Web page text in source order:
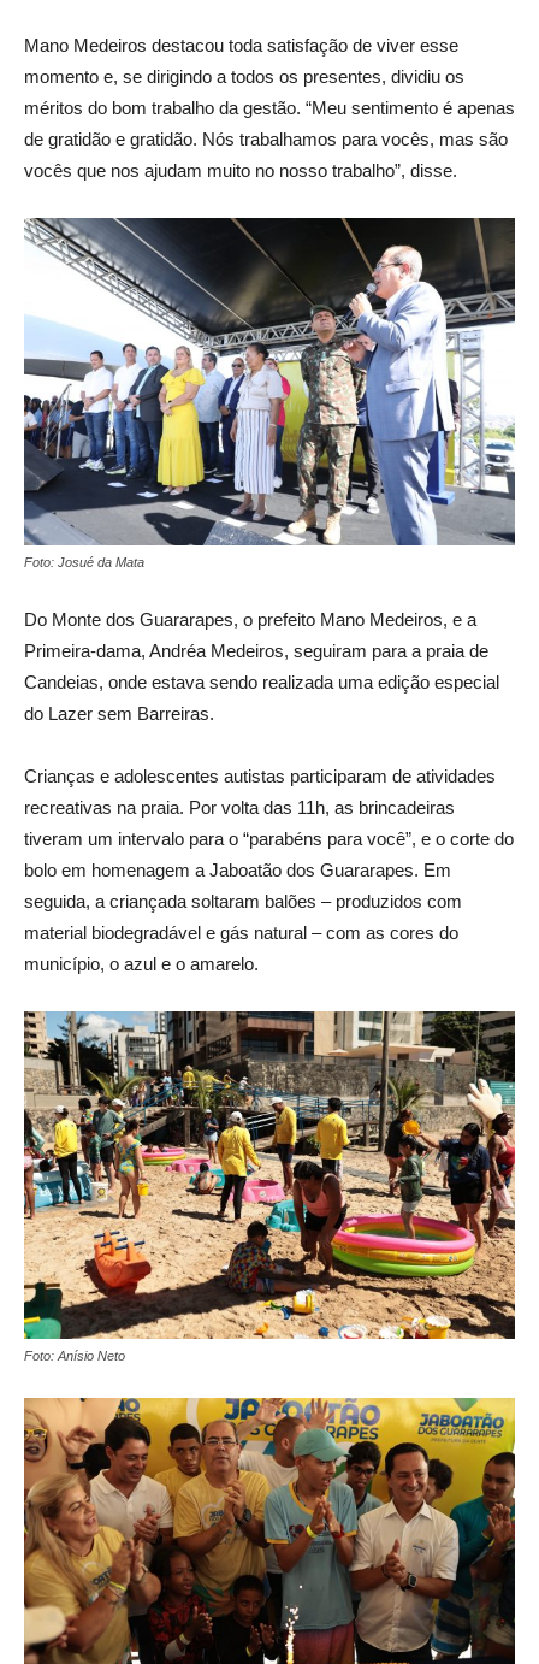
Mano Medeiros destacou toda satisfação de viver esse
momento e, se dirigindo a todos os presentes, dividiu os
méritos do bom trabalho da gestão. “Meu sentimento é apenas
de gratidão e gratidão. Nós trabalhamos para vocês, mas são
vocês que nos ajudam muito no nosso trabalho”, disse.
Foto: Josué da Mata
Do Monte dos Guararapes, o prefeito Mano Medeiros, e a
Primeira-dama, Andréa Medeiros, seguiram para a praia de
Candeias, onde estava sendo realizada uma edição especial
do Lazer sem Barreiras.
Crianças e adolescentes autistas participaram de atividades
recreativas na praia. Por volta das 11h, as brincadeiras
tiveram um intervalo para o “parabéns para você”, e o corte do
bolo em homenagem a Jaboatão dos Guararapes. Em
seguida, a criançada soltaram balões – produzidos com
material biodegradável e gás natural – com as cores do
município, o azul e o amarelo.
Foto: Anísio Neto